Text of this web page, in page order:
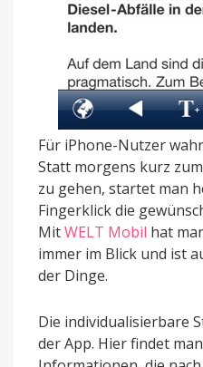
Für iPhone-Nutzer
Statt morgens kurz
zu gehen, startet man
Fingerklick die
MitWELT Mobil hat
immer im Blick und ist
der Dinge.
Die individualisierbare
der App. Hier findet